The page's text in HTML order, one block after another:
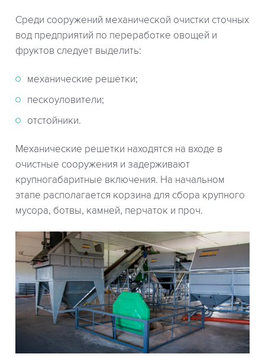
Среди сооружений механической очистки сточных
вод предприятий по переработке овощей и
фруктов следует выделить:
механические решетки;
пескоуловители;
отстойники.
Механические решетки находятся на входе в
очистные сооружения и задерживают
крупногабаритные включения. На начальном
этапе располагается корзина для сбора крупного
мусора, ботвы, камней, перчаток и проч.